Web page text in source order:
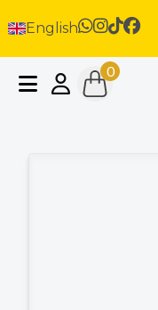
English
0